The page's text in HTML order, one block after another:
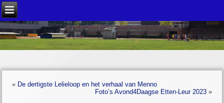
« De dertigste Lelieloop en het verhaal van Menno
Foto’s Avond4Daagse Etten-Leur 2023»